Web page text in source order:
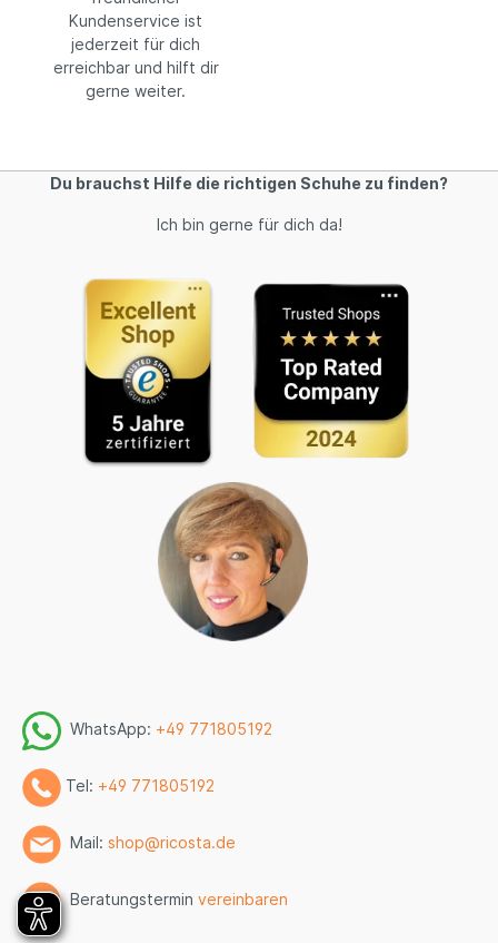
Kundenservice ist
jederzeit für dich
erreichbar und hilft dir
gerne weiter.
Du brauchst Hilfe die richtigen Schuhe zu finden?
Ich bin gerne für dich da!
WhatsApp: +49 771805192
Tel: +49 771805192
Mail: shop@ricosta.de
Beratungstermin vereinbaren